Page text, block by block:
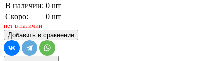
В наличии: 0 шт
Скоро:
0 шт
нет в наличии
Добавить в сравнение